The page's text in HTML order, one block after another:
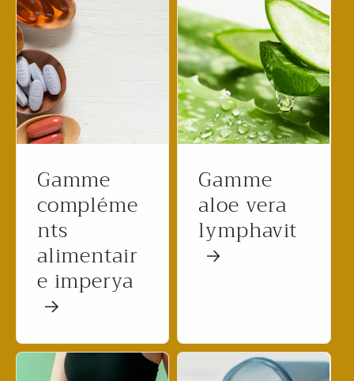
Gamme
compléme
nts
alimentair
e imperya
Gamme
aloe vera
lymphavit